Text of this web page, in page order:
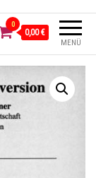
MENÜ
0
0,00 €